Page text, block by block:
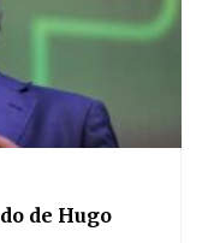
de Hugo